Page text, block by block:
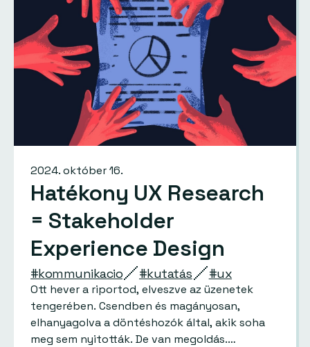
2024. október 16.
Hatékony UX Research
= Stakeholder
Experience Design
#kommunikacio #kutatás #ux
Ott hever a riportod, elveszve az üzenetek
tengerében. Csendben és magányosan,
elhanyagolva a döntéshozók által, akik soha
meg sem nyitották. De van megoldás.…